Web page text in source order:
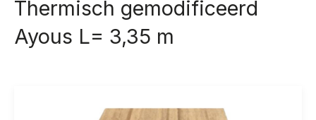
Thermisch gemodificeerd
Ayous L= 3,35 m